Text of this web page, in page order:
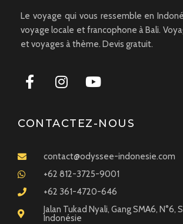
Le voyage qui vous ressemble en
voyage locale et francophone à Bali.
et voyages à thème. Devis gratuit.
CONTACTEZ-NOUS
contact@odyssee-indonesie.com
+62 812-3725-9001
+62 361-4720-646
Jalan Tukad Nyali, Gang SMA6, N°6,
Indonésie